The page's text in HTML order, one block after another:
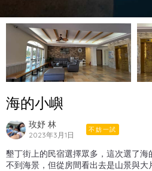
海的小嶼
玫妤 林
2023年3月1日
不妨一試
墾丁街上的民宿選擇眾多，這次選了
不到海景，但從房間看出去是山景與大